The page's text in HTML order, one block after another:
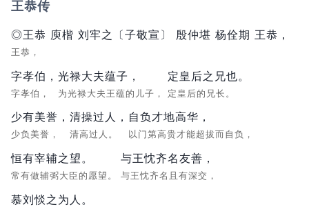
王恭传
◎王恭 庾楷 刘牢之〔子敬宣〕 殷仲堪 杨佺期 王恭，
王恭，
字孝伯，
字孝伯，
光禄大夫蕴子，
为光禄大夫王蕴的儿子，
定皇后之兄也。
定皇后的兄长。
少有美誉，
少负美誉，
清操过人，
清高过人。
自负才地高华，
以门第高贵才能超拔而自负，
恒有宰辅之望。
常有做辅弼大臣的愿望。
与王忱齐名友善，
与王忱齐名且有深交，
慕刘惔之为人。